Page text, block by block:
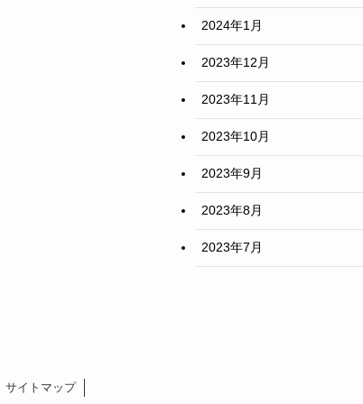
2024年1月
2023年12月
2023年11月
2023年10月
2023年9月
2023年8月
2023年7月
サイトマップ